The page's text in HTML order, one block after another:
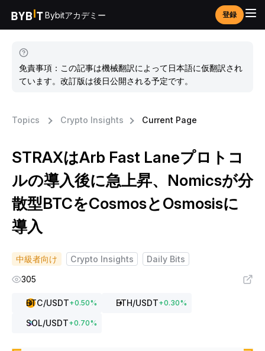
Bybitアカデミー 登録
免責事項：この記事は機械翻訳によって日本語に仮翻訳され
ています。改訂版は後日公開される予定です。
Topics Crypto Insights Current Page
STRAXはArb Fast Laneプロトコ
ルの導入後に急上昇、Nomicsが分
散型BTCをCosmosとOsmosisに
導入
中級者向け Crypto Insights
Daily Bits
305
BTC/USDT+0.50% ETH/USDT+0.30%
SOL/USDT+0.70%